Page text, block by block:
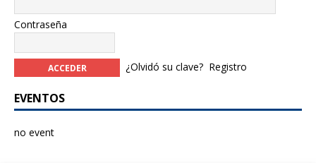
Contraseña
¿Olvidó su clave? Registro
EVENTOS
no event